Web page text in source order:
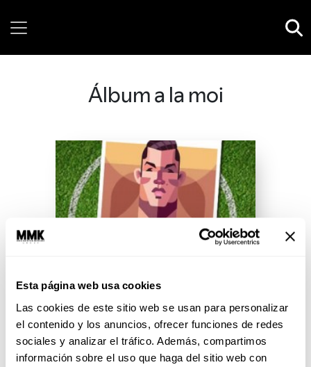
Esta página web usa cookies
Las cookies de este sitio web se usan para personalizar
el contenido y los anuncios, ofrecer funciones de redes
sociales y analizar el tráfico. Además, compartimos
información sobre el uso que haga del sitio web con
Álbum a la moi
Álbum del mundial a la moi